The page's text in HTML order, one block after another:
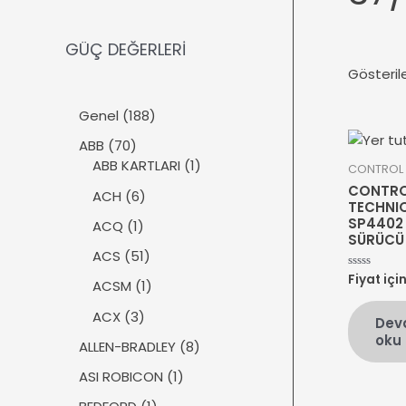
GÜÇ DEĞERLERİ
Genel 1881
ü
ABB 707
0
ü
r
ü
n
ABB KARTLARI 11
ACH 66
ü
r
ü
n
ACQ 11
ü
r
ü
ACS 515
1
ü
n
ACSM 11
ü
ACX 33
r
ü
n
ALLEN-BRADLEY 88
ASI ROBICON 11
CONTROL
SÜRÜCÜ
5
üzerinden
oy
aldı
Fiyat için
oku